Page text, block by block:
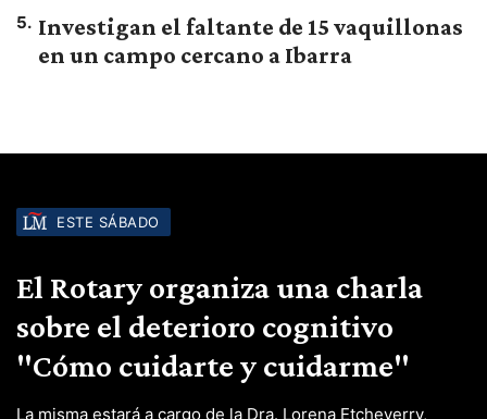
5. Investigan el faltante de 15 vaquillonas
en un campo cercano a Ibarra
ESTE SÁBADO
El Rotary organiza una charla
sobre el deterioro cognitivo
"Cómo cuidarte y cuidarme"
La misma estará a cargo de la Dra. Lorena Etcheverry,